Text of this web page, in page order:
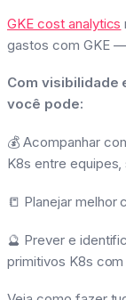
GKE cost analytics
gastos com GKE
Com visibilidade
você pode:
💰 Acompanhar
K8s entre
📒 Planejar
🔮 Prever e
primitivos K8s